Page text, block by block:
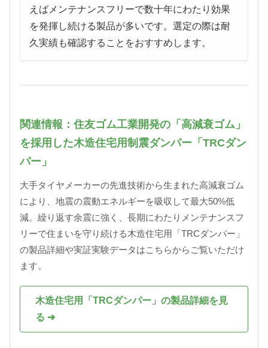
えばメンテナンスフリーで数十年にわたり効果
を発揮し続ける製品が多いです。選定の際は耐
久実績も確認することをおすすめします。
関連情報：住友ゴム工業開発の「高減衰ゴム」
を採用した木造住宅用制震ダンパー「TRCダン
パー」
大手タイヤメーカーの先進技術から生まれた高減衰ゴム
により、地震の震動エネルギーを吸収して最大50%低
減。繰り返す余震に強く、長期にわたりメンテナンスフ
リーで住まいを守り続ける木造住宅用「TRCダンパー」
の製品詳細や実証実験データはこちらからご覧いただけ
ます。
木造住宅用「TRCダンパー」の製品詳細を見
る ➔